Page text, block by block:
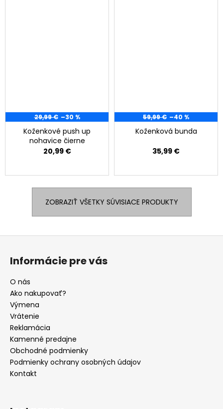
29,99 € –30 %
Koženkové push up
nohavice čierne
20,99 €
59,99 € –40 %
Koženková bunda
35,99 €
ZOBRAZIŤ VŠETKY SÚVISIACE PRODUKTY
Informácie pre vás
O nás
Ako nakupovať?
Výmena
Vrátenie
Reklamácia
Kamenné predajne
Obchodné podmienky
Podmienky ochrany osobných údajov
Kontakt